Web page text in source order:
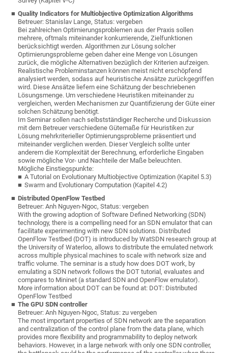
Quality Indicators for Multiobjective Optimization Algorithms
Betreuer: Stanislav Lange, Status: vergeben
Bei zahlreichen Optimierungsproblemen aus der Praxis sollen
mehrere, oftmals miteinander konkurrierende, Zielfunktionen
berücksichtigt werden. Algorithmen zur Lösung solcher
Optimierungsprobleme geben daher eine Menge von Lösungen
zurück, die mögliche Alternativen bezüglich der Kriterien aufzeigen.
Realistische Probleminstanzen können meist nicht erschöpfend
analysiert werden, sodass auf heuristische Ansätze zurückgegriffen
wird. Diese Ansätze liefern eine Schätzung der beschriebenen
Lösungsmenge. Um verschiedene Heuristiken miteinander zu
vergleichen, werden Mechanismen zur Quantifizierung der Güte einer
solchen Schätzung benötigt.
Im Seminar sollen nach selbstständiger Recherche und Diskussion
mit dem Betreuer verschiedene Gütemaße für Heuristiken zur
Lösung mehrkriterieller Optimierungsprobleme präsentiert und
miteinander verglichen werden. Dieser Vergleich sollte unter
anderem die Komplexität der Berechnung, erforderliche Eingaben
sowie mögliche Vor- und Nachteile der Maße beleuchten.
Mögliche Einstiegspunkte:
A Tutorial on Evolutionary Multiobjective Optimization (Kapitel 5.3)
Swarm and Evolutionary Computation (Kapitel 4.2)
Distributed OpenFlow Testbed
Betreuer: Anh Nguyen-Ngoc, Status: vergeben
With the growing adoption of Software Defined Networking (SDN)
technology, there is a compelling need for an SDN emulator that can
facilitate experimenting with new SDN solutions. Distributed
OpenFlow Testbed (DOT) is introduced by WatSDN research group at
the University of Waterloo, allows to distribute the emulated network
across multiple physical machines to scale with network size and
traffic volume. The seminar is a study how does DOT work, by
emulating a SDN network follows the DOT tutorial, evaluates and
compares to Mininet (a standard SDN and OpenFlow emulator).
More information about DOT can be found at: DOT: Distributed
OpenFlow Testbed
The GPU SDN controller
Betreuer: Anh Nguyen-Ngoc, Status: zu vergeben
The most important properties of SDN network are the separation
and centralization of the control plane from the data plane, which
provides more flexibility and programmability to deploy network
behaviors. However, in a large network with only one SDN controller,